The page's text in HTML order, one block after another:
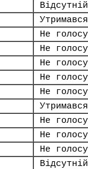
Відсутній
Утримався
Не
Не
Не
Не
Не
Утримався
Не
Не
Не
Відсутній